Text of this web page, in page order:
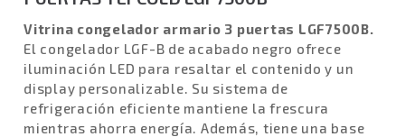
Vitrina congelador armario 3 puertas LGF7500B.
El congelador LGF-B de acabado negro ofrece
iluminación LED para resaltar el contenido y un
display personalizable. Su sistema de
refrigeración eficiente mantiene la frescura
mientras ahorra energía. Además, tiene una base